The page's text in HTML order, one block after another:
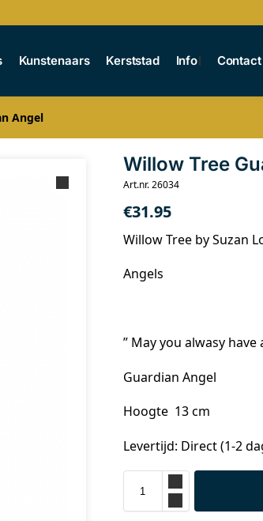
Kunstenaars Kerststad Info Contact
Angel
Willow Tree
Art.nr. 26034
€31.95
Willow Tree by Suzan
Angels
” May you alwasy
Guardian Angel
Hoogte 13 cm
Levertijd: Direct (1-2